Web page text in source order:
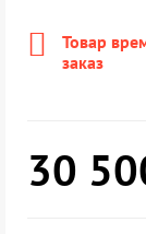
Товар
заказ
30